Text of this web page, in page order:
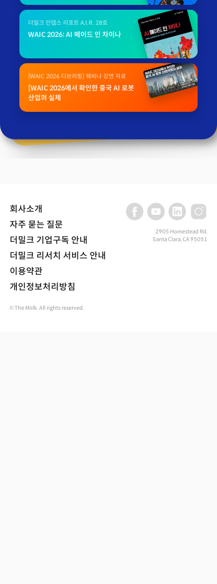
더밀크 인뎁스 리포트 A.I.R. 28호
WAIC 2026: AI 메이드 인 차이나
[WAIC 2026 디브리핑] 웨비나 강연 자료
[WAIC 2026에서 확인한 중국 AI 로봇
산업의 실체
회사소개
자주 묻는 질문
더밀크 기업구독 안내
더밀크 리서치 서비스 안내
이용약관
개인정보처리방침
2905 Homestead Rd,
Santa Clara, CA 95051
© The Miilk. All rights reserved.